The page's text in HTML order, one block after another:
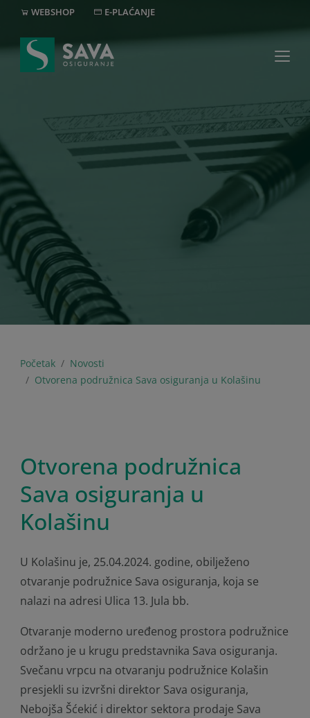
WEBSHOP E-PLAĆANJE
+382 20 40 30 20
Početak
Novosti
Otvorena podružnica Sava osiguranja u Kolašinu
Otvorena podružnica
Sava osiguranja u
Kolašinu
U Kolašinu je, 25.04.2024. godine, obilježeno
otvaranje podružnice Sava osiguranja, koja se
nalazi na adresi Ulica 13. Jula bb.
Otvaranje moderno uređenog prostora podružnice
održano je u krugu predstavnika Sava osiguranja.
Svečanu vrpcu na otvaranju podružnice Kolašin
presjekli su izvršni direktor Sava osiguranja,
Nebojša Šćekić i direktor sektora prodaje Sava